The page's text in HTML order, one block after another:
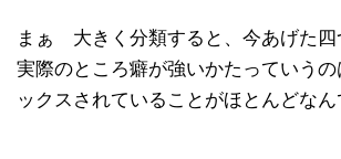
まぁ 大きく分類すると、今あげた四
実際のところ癖が強いかたっていうの
ックスされていることがほとんどなん